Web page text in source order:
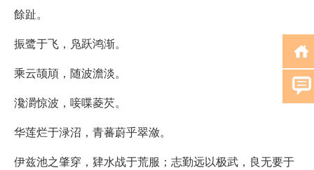
餘趾。
振鹭于飞，凫跃鸿渐。
乘云颉頏，随波澹淡。
瀺灂惊波，唼喋菱芡。
华莲烂于渌沼，青蕃蔚乎翠潋。
伊兹池之肇穿，肄水战于荒服；志勤远以极武，良无要于